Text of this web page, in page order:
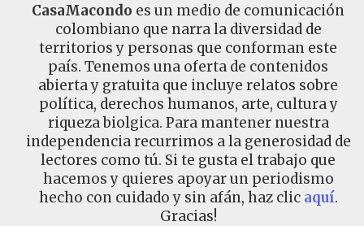
CasaMacondo es un medio de comunicación
colombiano que narra la diversidad de
territorios y personas que conforman este
país. Tenemos una oferta de contenidos
abierta y gratuita que incluye relatos sobre
política, derechos humanos, arte, cultura y
riqueza biolgica. Para mantener nuestra
independencia recurrimos a la generosidad de
lectores como tú. Si te gusta el trabajo que
hacemos y quieres apoyar un periodismo
hecho con cuidado y sin afán, haz clic aquí.
Gracias!